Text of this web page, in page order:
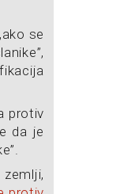
se
protiv
da je